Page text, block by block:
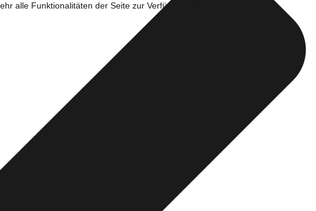
alle Funktionalitäten der Seite zur Verfügung stehen.